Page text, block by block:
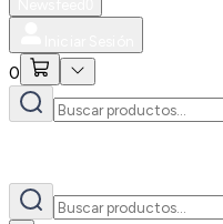
0